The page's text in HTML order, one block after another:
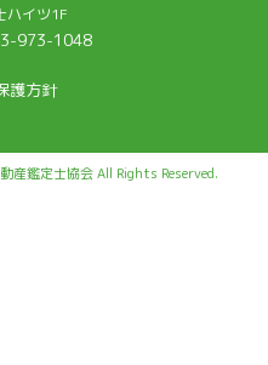
イツ1F
973-1048
護方針
鑑定士協会 All Rights Reserved.